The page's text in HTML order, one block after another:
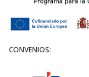
CONVENIOS: